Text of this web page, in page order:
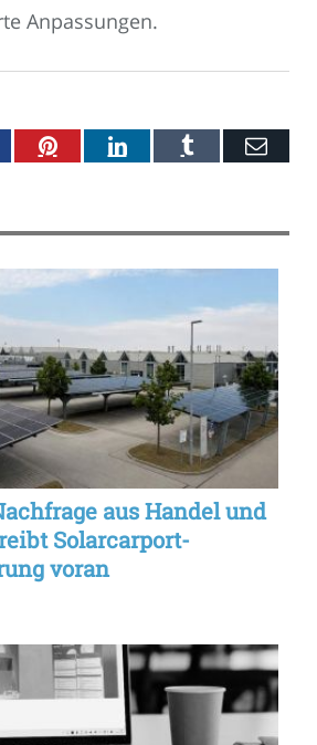
Anpassungen.
PinterestLinkedInTumblr E-
aus Handel und
Solarcarport-
voran